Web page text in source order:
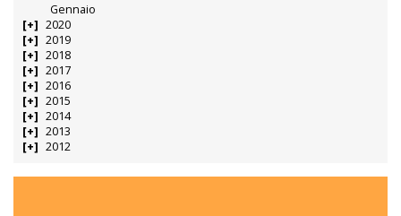
Gennaio
2020
2019
2018
2017
2016
2015
2014
2013
2012